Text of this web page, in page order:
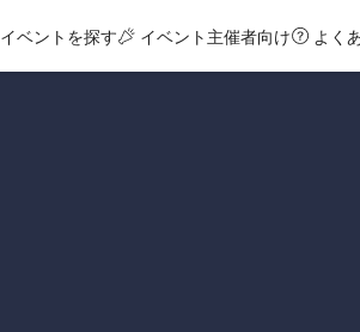
イベントを探す イベント主催者向け よく